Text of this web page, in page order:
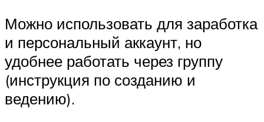
Можно использовать для заработка
и персональный аккаунт, но
удобнее работать через группу
(инструкция по созданию и
ведению).